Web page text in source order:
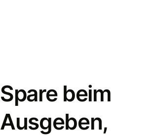
Spare beim
Ausgeben,